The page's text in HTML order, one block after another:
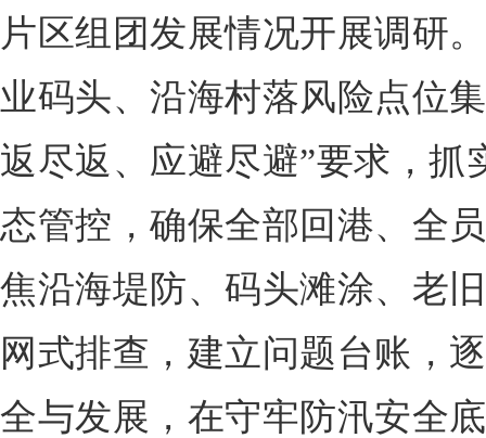
片区组团发展情况开展调研
业码头、沿海村落风险点位
返尽返、应避尽避”要求，抓
态管控，确保全部回港、全
焦沿海堤防、码头滩涂、老
网式排查，建立问题台账，
全与发展，在守牢防汛安全